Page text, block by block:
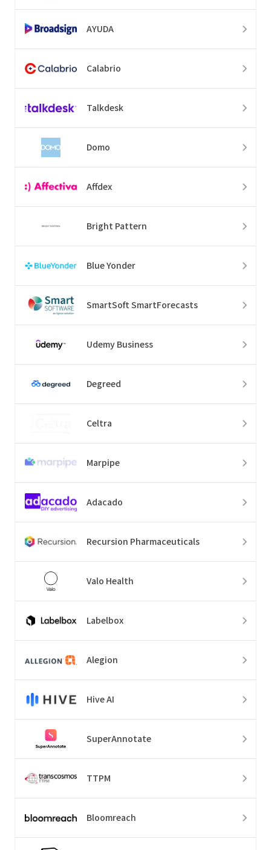
AYUDA
Calabrio
Talkdesk
Domo
Affdex
Bright Pattern
Blue Yonder
SmartSoft SmartForecasts
Udemy Business
Degreed
Celtra
Marpipe
Adacado
Recursion Pharmaceuticals
Valo Health
Labelbox
Alegion
Hive AI
SuperAnnotate
TTPM
Bloomreach